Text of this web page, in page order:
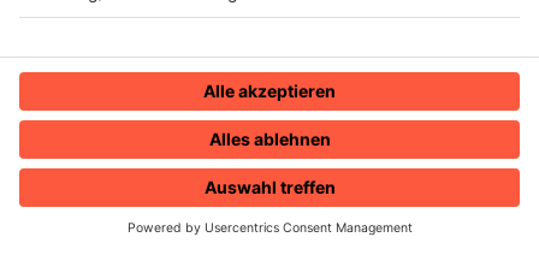
HOME RADIOS MENÜ
USA For Africa - We Are The World
Michael Jackson - Smooth Criminal
INFO